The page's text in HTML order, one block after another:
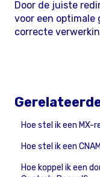
Door de juiste
voor een optimale
correcte
Hoe stel ik een
Hoe stel ik een
Hoe koppel ik een